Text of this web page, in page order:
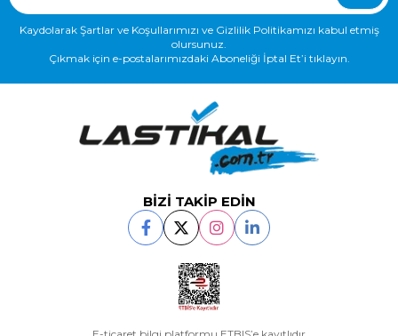
Kaydolarak Şartlar ve Koşullarımızı ve Gizlilik Politikamızı kabul etmiş
olursunuz.
Çıkmak için e-postalarımızdaki Aboneliği İptal Et’i tıklayın.
BİZİ TAKİP EDİN